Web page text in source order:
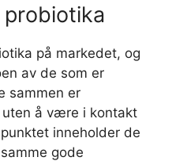
på markedet, og
av de som er
sammen er
uten å være i kontakt
inneholder de
gode